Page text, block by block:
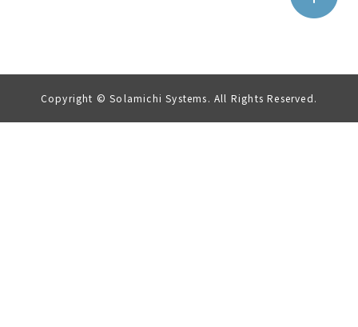
Copyright © Solamichi Systems. All Rights Reserved.